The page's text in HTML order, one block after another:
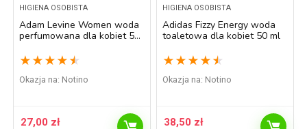
HIGIENA OSOBISTA
Adam Levine Women woda
perfumowana dla kobiet 50
★ ★ ★ ★ ★
Okazja na: Notino
27,00 zł
HIGIENA OSOBISTA
Adidas Fizzy Energy woda
toaletowa dla kobiet 50 ml
★ ★ ★ ★ ★
Okazja na: Notino
38,50 zł